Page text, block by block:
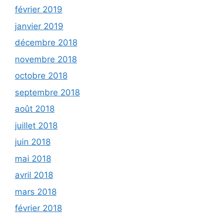
février 2019
janvier 2019
décembre 2018
novembre 2018
octobre 2018
septembre 2018
août 2018
juillet 2018
juin 2018
mai 2018
avril 2018
mars 2018
février 2018